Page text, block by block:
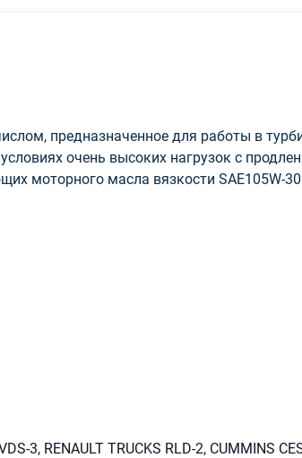
предназначенное для работы в
очень высоких нагрузок с
моторного масла вязкости SAE105W-30
3, RENAULT TRUCKS RLD-2, CUMMINS